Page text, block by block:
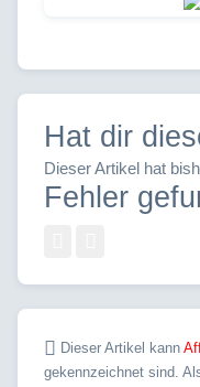
Hat dir
Dieser Artikel hat
Fehler
Dieser Artikel kann
gekennzeichnet sind.